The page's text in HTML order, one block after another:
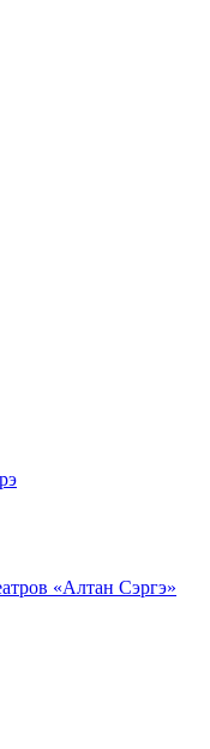
«Алтан Сэргэ»